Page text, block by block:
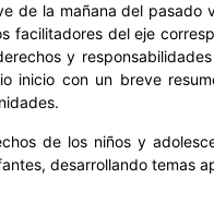
de la mañana del pasado
facilitadores del eje
y
inicio con un breve
de los niños y
desarrollando temas